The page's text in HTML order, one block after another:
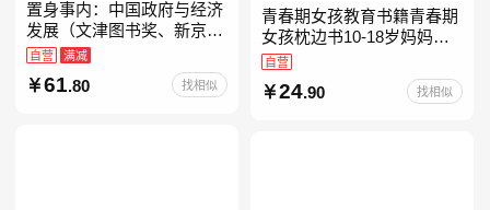
置身事内：中国政府与经济
发展（文津图书奖、新京报
年度通识写作获奖作品，罗
永浩、罗振宇、何帆、刘格
菘、张军、周黎安、王烁联
自营 满减
61 .80 找相似
青春期女孩教育书籍青春期
女孩枕边书10-18岁妈妈送
给青春期女儿私房书女孩青
春期生理少女成长与性知识
教育女孩发育叛逆期
自营
24.90 找相似